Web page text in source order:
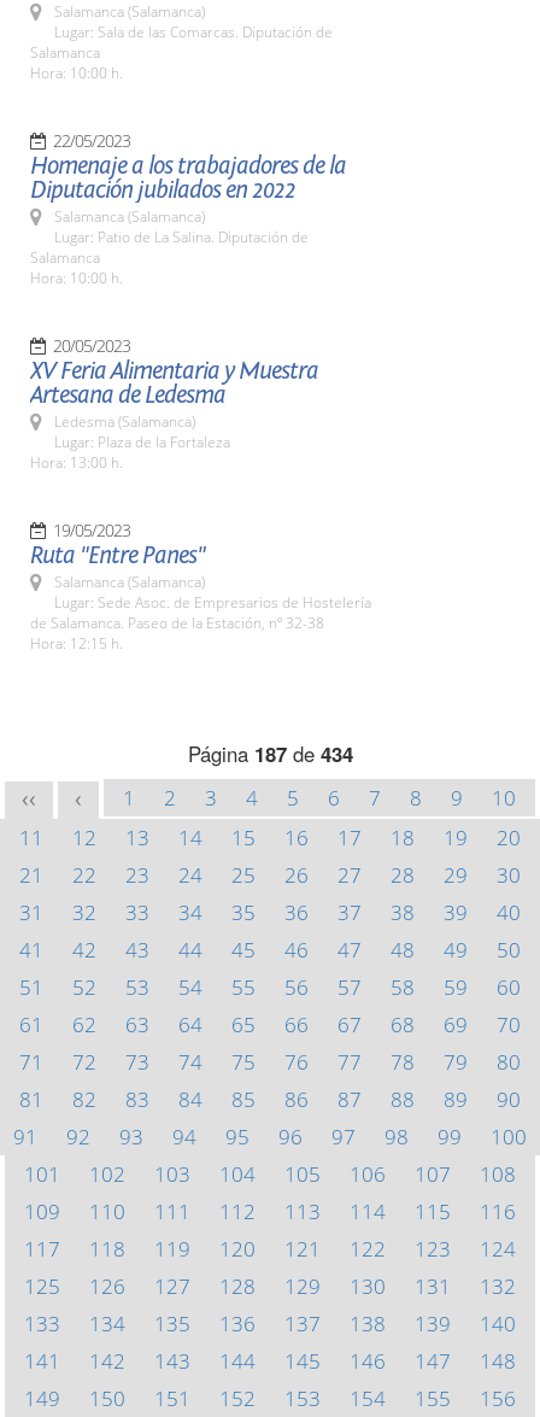
Salamanca (Salamanca)
Lugar: Sala de las Comarcas. Diputación de
Salamanca
Hora: 10:00 h.
22/05/2023
Homenaje a los trabajadores de la
Diputación jubilados en 2022
Salamanca (Salamanca)
Lugar: Patio de La Salina. Diputación de
Salamanca
Hora: 10:00 h.
20/05/2023
XV Feria Alimentaria y Muestra
Artesana de Ledesma
Ledesma (Salamanca)
Lugar: Plaza de la Fortaleza
Hora: 13:00 h.
19/05/2023
Ruta "Entre Panes"
Salamanca (Salamanca)
Lugar: Sede Asoc. de Empresarios de Hostelería
de Salamanca. Paseo de la Estación, nº 32-38
Hora: 12:15 h.
Página 187de 434
<< < 1 2 3 4 5 6 7 8 9
10
11
12 13 14 15 16 17 18 19
20
21
22 23 24 25 26 27 28 29
30
31
32 33 34 35 36 37 38 39
40
41
42 43 44 45 46 47 48 49
50
51
52 53 54 55 56 57 58 59
60
61
62 63 64 65 66 67 68 69
70
71
72 73 74 75 76 77 78 79
80
81
82 83 84 85 86 87 88 89
90
91
92 93 94 95 96 97 98 99
100
101
102 103 104 105 106 107
108
109
110 111 112 113 114 115
116
117
118 119 120 121 122 123
124
125
126 127 128 129 130 131
132
133
134 135 136 137 138 139
140
141
142 143 144 145 146 147
148
149
150 151 152 153 154 155
156